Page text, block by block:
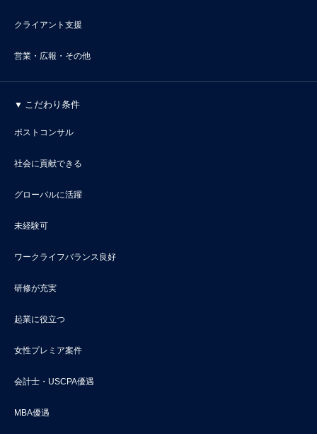
クライアント支援
営業・広報・その他
こだわり条件
ポストコンサル
社会に貢献できる
グローバルに活躍
未経験可
ワークライフバランス良好
研修が充実
起業に役立つ
女性プレミア案件
会計士・USCPA優遇
MBA優遇